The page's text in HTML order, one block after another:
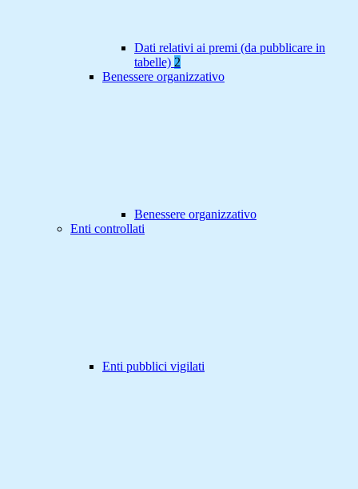
Dati relativi ai premi (da pubblicare in
tabelle) 2
Benessere organizzativo
Benessere organizzativo
Enti controllati
Enti pubblici vigilati